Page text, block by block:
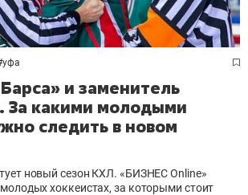
уфа
и заменитель
За какими молодыми
следить в новом
новый сезон КХЛ. «БИЗНЕС Online»
хоккеистах, за которыми стоит